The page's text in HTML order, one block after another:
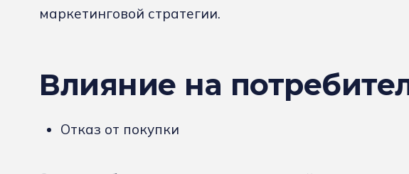
маркетинговой стратегии.
Влияние на
Отказ от покупки